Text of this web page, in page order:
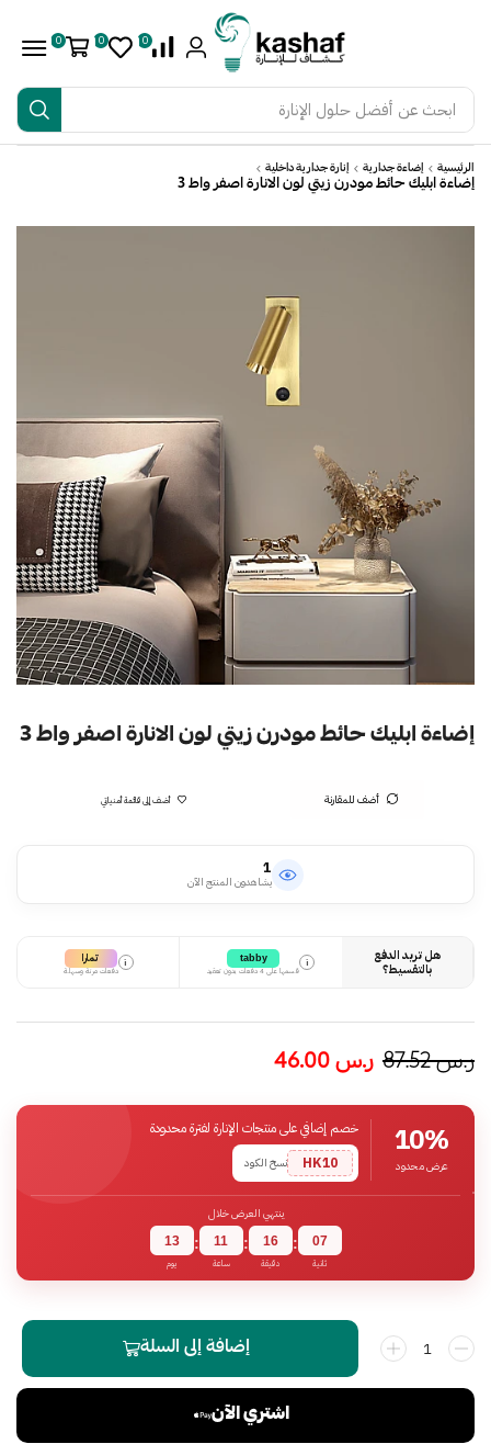
ابحث عن أفضل حلول الإنارة
0
0
0
الرئيسية إضاءة جدارية إنارة جدارية داخلية
إضاءة ابليك حائط مودرن زيتي لون الانارة اصفر واط 3
إضاءة ابليك حائط مودرن زيتي لون الانارة اصفر واط 3
أضف للمقارنة أضف إلى قائمة أمنياتي
1
يشاهدون المنتج الآن
هل تريد الدفع
بالتقسيط؟
i
tabby
قسمها على 4 دفعات بدون تعقيد
i تمارا
دفعات مرنة وسهلة
ر.س87.52 ر.س
10%
عرض محدود
خصم إضافي على منتجات الإنارة لفترة محدودة
HK10
نسخ الكود
ينتهي العرض خلال
13
يوم
: 11
ساعة
: 16
دقيقة
: 06
ثانية
إضافة إلى السلة
اشتري الآن